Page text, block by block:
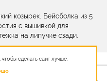
козырек. Бейсболка из 5
с вышивкой для
на липучке сзади.
чтобы сделать сайт лучше.